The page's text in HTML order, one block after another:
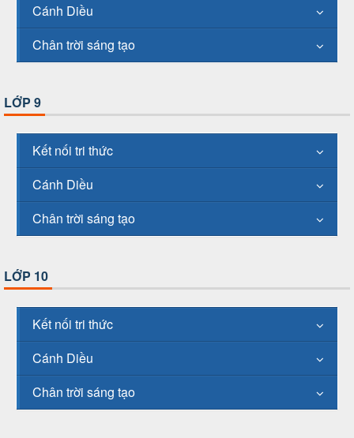
Cánh Diều
Chân trời sáng tạo
LỚP 9
Kết nối tri thức
Cánh Diều
Chân trời sáng tạo
LỚP 10
Kết nối tri thức
Cánh Diều
Chân trời sáng tạo